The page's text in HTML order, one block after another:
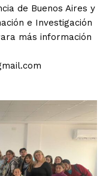
de Buenos Aires y
e Investigación
más información